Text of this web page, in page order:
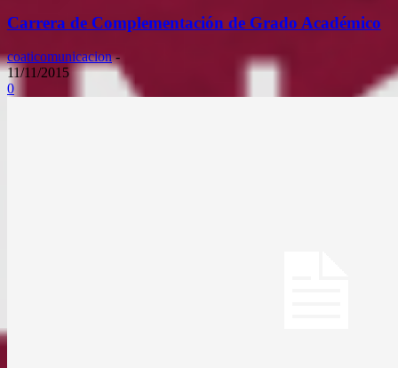
Carrera de Complementación de Grado Académico
coaticomunicacion -
11/11/2015
0